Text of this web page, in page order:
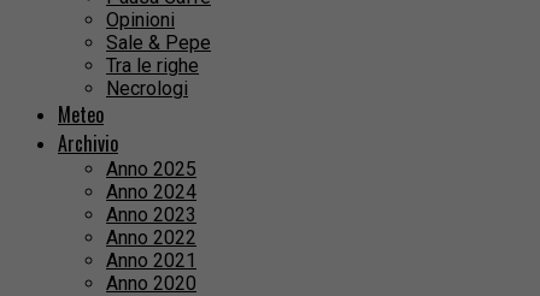
Opinioni
Sale & Pepe
Tra le righe
Necrologi
Meteo
Archivio
Anno 2025
Anno 2024
Anno 2023
Anno 2022
Anno 2021
Anno 2020